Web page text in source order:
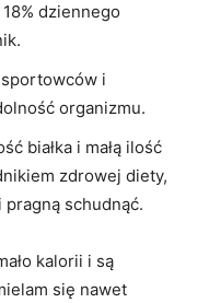
dziennego
sportowców i
organizmu.
białka i małą ilość
zdrowej diety,
schudnąć.
kalorii i są
się nawet